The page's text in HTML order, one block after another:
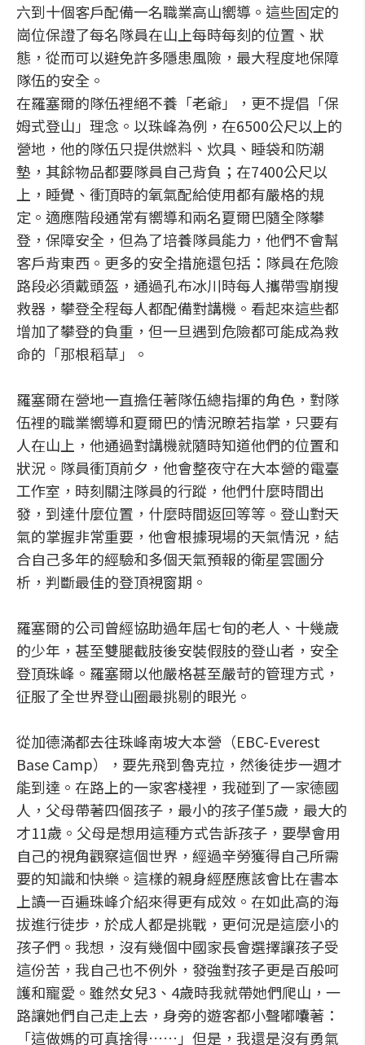
六到十個客戶配備一名職業高山嚮導。這些固定的
崗位保證了每名隊員在山上每時每刻的位置、狀
態，從而可以避免許多隱患風險，最大程度地保障
隊伍的安全。
在羅塞爾的隊伍裡絕不養「老爺」，更不提倡「保
姆式登山」理念。以珠峰為例，在6500公尺以上的
營地，他的隊伍只提供燃料、炊具、睡袋和防潮
墊，其餘物品都要隊員自己背負；在7400公尺以
上，睡覺、衝頂時的氧氣配給使用都有嚴格的規
定。適應階段通常有嚮導和兩名夏爾巴隨全隊攀
登，保障安全，但為了培養隊員能力，他們不會幫
客戶背東西。更多的安全措施還包括：隊員在危險
路段必須戴頭盔，通過孔布冰川時每人攜帶雪崩搜
救器，攀登全程每人都配備對講機。看起來這些都
增加了攀登的負重，但一旦遇到危險都可能成為救
命的「那根稻草」。
羅塞爾在營地一直擔任著隊伍總指揮的角色，對隊
伍裡的職業嚮導和夏爾巴的情況瞭若指掌，只要有
人在山上，他通過對講機就隨時知道他們的位置和
狀況。隊員衝頂前夕，他會整夜守在大本營的電臺
工作室，時刻關注隊員的行蹤，他們什麼時間出
發，到達什麼位置，什麼時間返回等等。登山對天
氣的掌握非常重要，他會根據現場的天氣情況，結
合自己多年的經驗和多個天氣預報的衛星雲圖分
析，判斷最佳的登頂視窗期。
羅塞爾的公司曾經協助過年屆七旬的老人、十幾歲
的少年，甚至雙腿截肢後安裝假肢的登山者，安全
登頂珠峰。羅塞爾以他嚴格甚至嚴苛的管理方式，
征服了全世界登山圈最挑剔的眼光。
從加德滿都去往珠峰南坡大本營（EBC-Everest
Base Camp），要先飛到魯克拉，然後徒步一週才
能到達。在路上的一家客棧裡，我碰到了一家德國
人，父母帶著四個孩子，最小的孩子僅5歲，最大的
才11歲。父母是想用這種方式告訴孩子，要學會用
自己的視角觀察這個世界，經過辛勞獲得自己所需
要的知識和快樂。這樣的親身經歷應該會比在書本
上讀一百遍珠峰介紹來得更有成效。在如此高的海
拔進行徒步，於成人都是挑戰，更何況是這麼小的
孩子們。我想，沒有幾個中國家長會選擇讓孩子受
這份苦，我自己也不例外，發強對孩子更是百般呵
護和寵愛。雖然女兒3、4歲時我就帶她們爬山，一
路讓她們自己走上去，身旁的遊客都小聲嘟囔著：
「這做媽的可真捨得……」但是，我還是沒有勇氣